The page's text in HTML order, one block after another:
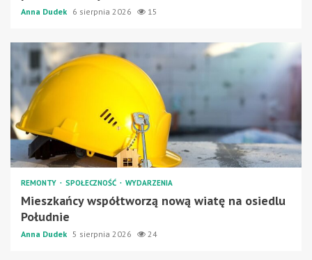
Anna Dudek 6 sierpnia 2026 15
REMONTY SPOŁECZNOŚĆ WYDARZENIA
Mieszkańcy współtworzą nową wiatę na osiedlu
Południe
Anna Dudek 5 sierpnia 2026 24